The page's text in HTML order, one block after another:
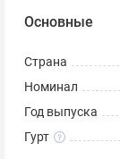
Основные
Страна
Номинал
Год выпуска
Гурт